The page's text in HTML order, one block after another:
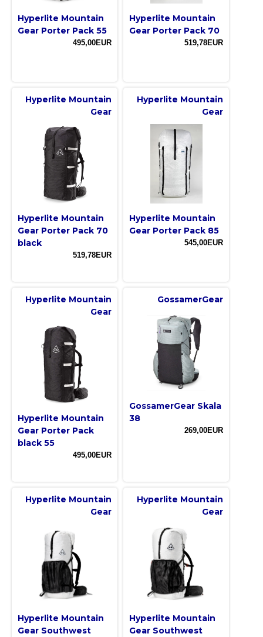
Hyperlite Mountain
Gear Porter Pack 55
495,00EUR
Hyperlite Mountain
Gear Porter Pack 70
519,78EUR
Hyperlite Mountain
Gear
Hyperlite Mountain
Gear Porter Pack 70
black
519,78EUR
Hyperlite Mountain
Gear
Hyperlite Mountain
Gear Porter Pack 85
545,00EUR
Hyperlite Mountain
Gear
Hyperlite Mountain
Gear Porter Pack
black 55
495,00EUR
GossamerGear
GossamerGear Skala
38
269,00EUR
Hyperlite Mountain
Gear
Hyperlite Mountain
Gear Southwest
Hyperlite Mountain
Gear
Hyperlite Mountain
Gear Southwest